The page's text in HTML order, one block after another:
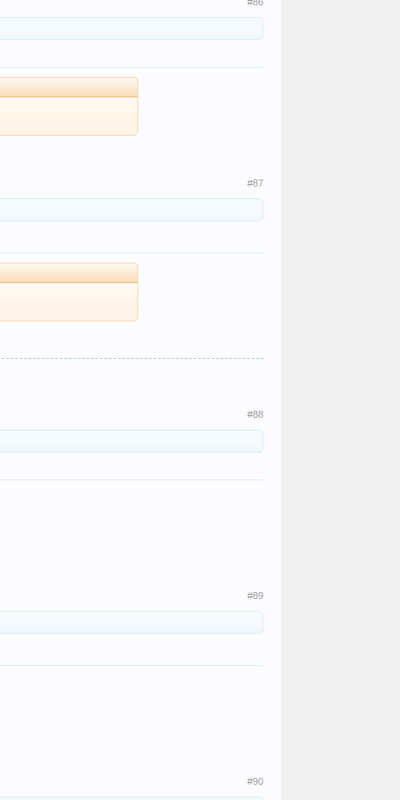
#87
#88
#89
#90